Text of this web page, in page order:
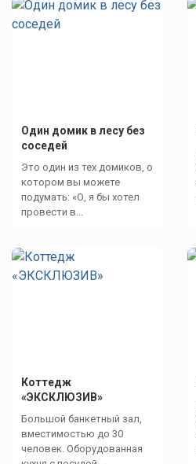
решетка
дрова
костровая зона
терраса с фотозоной
Банные удобства
веники
ароматические масла
соляные брикеты
банный веер
бамбуковые веники
Один домик в лесу без
соседей
Это один из тех домиков, о
котором вы можете
подумать: «О, я бы хотел
провести в...
Коттедж
«ЭКСКЛЮЗИВ»
Большой банкетный зал,
вместимостью до 30
человек. Оборудованная